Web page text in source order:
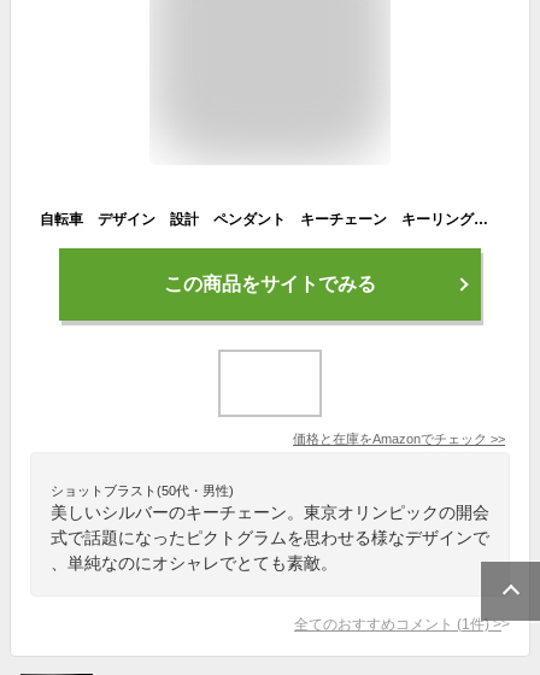
自転車 デザイン 設計 ペンダント キーチェーン キーリング 装飾 シルバーのトーン 銀
この商品をサイトでみる
価格と在庫をAmazonでチェック >>
ショットブラスト(50代・男性)
美しいシルバーのキーチェーン。東京オリンピックの開会
式で話題になったピクトグラムを思わせる様なデザインで
、単純なのにオシャレでとても素敵。
全てのおすすめコメント (1 件)>